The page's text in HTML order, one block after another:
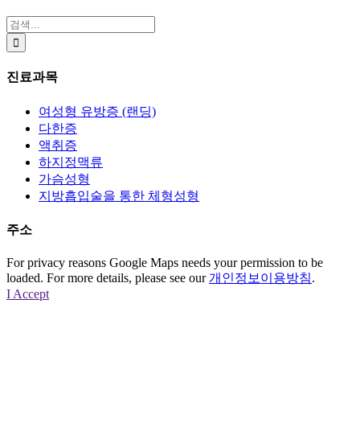
검
색:
진료과목
여성형 유방증 (랜딩)
다한증
액취증
하지정맥류
가슴성형
지방흡입술을 통한 체형성형
주소
For privacy reasons Google Maps needs your permission to be
loaded. For more details, please see our개인정보이용방침.
I Accept